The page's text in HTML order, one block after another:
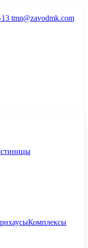
13 tmn@zavodmk.com
Комплексы